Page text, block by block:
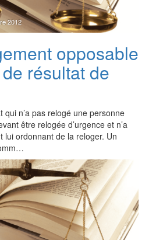
2012
opposable
résultat de
qui n’a pas relogé une personne
être relogée d’urgence et n’a
lui ordonnant de la reloger. Un